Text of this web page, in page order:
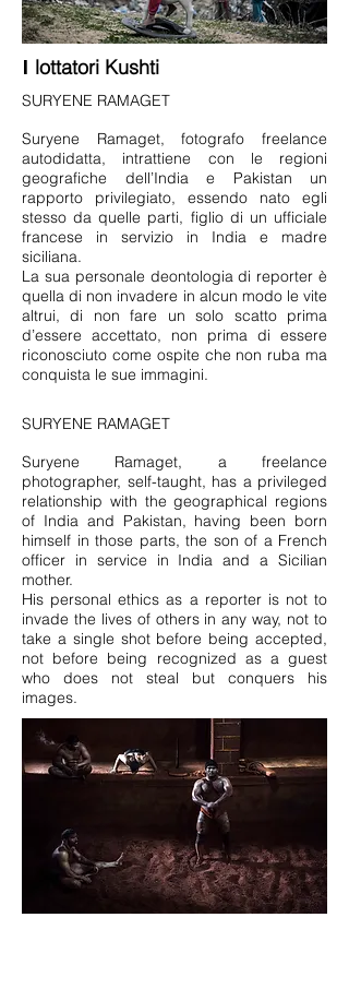
I lottatori Kushti
SURYENE RAMAGET
Suryene Ramaget, fotografo freelance
autodidatta, intrattiene con le regioni
geografiche dell’India e Pakistan un
rapporto privilegiato, essendo nato egli
stesso da quelle parti, figlio di un ufficiale
francese in servizio in India e madre
siciliana.
La sua personale deontologia di reporter è
quella di non invadere in alcun modo le vite
altrui, di non fare un solo scatto prima
d’essere accettato, non prima di essere
riconosciuto come ospite che non ruba ma
conquista le sue immagini.
SURYENE RAMAGET
Suryene Ramaget, a freelance
photographer, self-taught, has a privileged
relationship with the geographical regions
of India and Pakistan, having been born
himself in those parts, the son of a French
officer in service in India and a Sicilian
mother.
His personal ethics as a reporter is not to
invade the lives of others in any way, not to
take a single shot before being accepted,
not before being recognized as a guest
who does not steal but conquers his
images.